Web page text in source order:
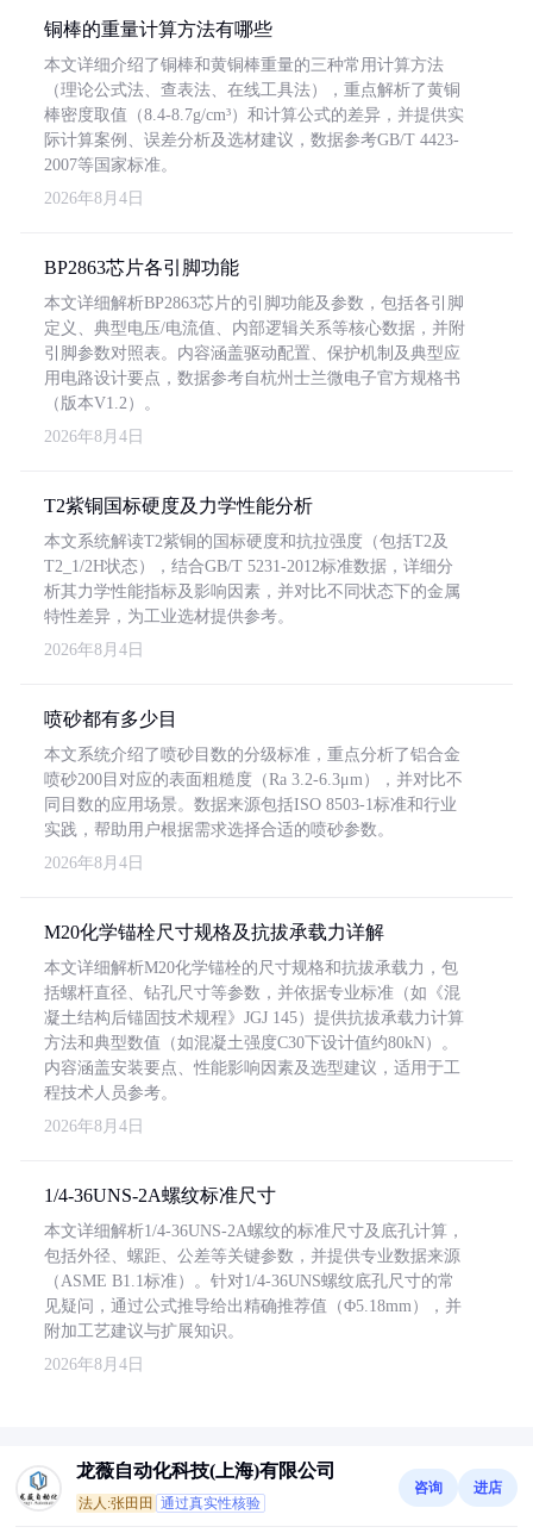
铜棒的重量计算方法有哪些
本文详细介绍了铜棒和黄铜棒重量的三种常用计算方法
（理论公式法、查表法、在线工具法），重点解析了黄铜
棒密度取值（8.4-8.7g/cm³）和计算公式的差异，并提供实
际计算案例、误差分析及选材建议，数据参考GB/T 4423-
2007等国家标准。
2026年8月4日
BP2863芯片各引脚功能
本文详细解析BP2863芯片的引脚功能及参数，包括各引脚
定义、典型电压/电流值、内部逻辑关系等核心数据，并附
引脚参数对照表。内容涵盖驱动配置、保护机制及典型应
用电路设计要点，数据参考自杭州士兰微电子官方规格书
（版本V1.2）。
2026年8月4日
T2紫铜国标硬度及力学性能分析
本文系统解读T2紫铜的国标硬度和抗拉强度（包括T2及
T2_1/2H状态），结合GB/T 5231-2012标准数据，详细分
析其力学性能指标及影响因素，并对比不同状态下的金属
特性差异，为工业选材提供参考。
2026年8月4日
喷砂都有多少目
本文系统介绍了喷砂目数的分级标准，重点分析了铝合金
喷砂200目对应的表面粗糙度（Ra 3.2-6.3μm），并对比不
同目数的应用场景。数据来源包括ISO 8503-1标准和行业
实践，帮助用户根据需求选择合适的喷砂参数。
2026年8月4日
M20化学锚栓尺寸规格及抗拔承载力详解
本文详细解析M20化学锚栓的尺寸规格和抗拔承载力，包
括螺杆直径、钻孔尺寸等参数，并依据专业标准（如《混
凝土结构后锚固技术规程》JGJ 145）提供抗拔承载力计算
方法和典型数值（如混凝土强度C30下设计值约80kN）。
内容涵盖安装要点、性能影响因素及选型建议，适用于工
程技术人员参考。
2026年8月4日
1/4-36UNS-2A螺纹标准尺寸
本文详细解析1/4-36UNS-2A螺纹的标准尺寸及底孔计算，
包括外径、螺距、公差等关键参数，并提供专业数据来源
（ASME B1.1标准）。针对1/4-36UNS螺纹底孔尺寸的常
见疑问，通过公式推导给出精确推荐值（Φ5.18mm），并
附加工艺建议与扩展知识。
2026年8月4日
龙薇自动化科技(上海)有限公司
法人:张田田 通过真实性核验
咨询 进店